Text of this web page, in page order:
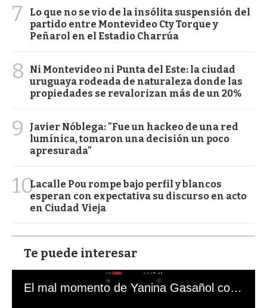
7
Lo que no se vio de la insólita suspensión del
partido entre Montevideo Cty Torque y
Peñarol en el Estadio Charrúa
8
Ni Montevideo ni Punta del Este: la ciudad
uruguaya rodeada de naturaleza donde las
propiedades se revalorizan más de un 20%
9
Javier Nóblega: "Fue un hackeo de una red
lumínica, tomaron una decisión un poco
apresurada"
10Lacalle Pou rompe bajo perfil y blancos
esperan con expectativa su discurso en acto
en Ciudad Vieja
Te puede interesar
El mal momento de Yanina Gasañol con un hincha argentino en "Subrayado"